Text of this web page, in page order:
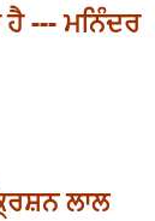
--- ਮਨਿੰਦਰ
ਲਾਲ